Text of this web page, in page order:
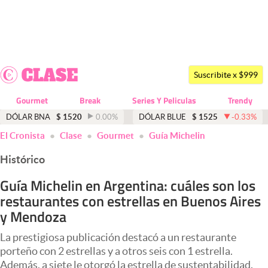
Dólar
Economía y Política
Finanzas y Mercados
Mercados Online
Negocios
Columnistas
Apertura
Suscribite x $999
Gourmet Break Series Y Peliculas Trendy
DÓLAR BNA $ 1520 0.00% DÓLAR BLUE $ 1525 -0.33%
El Cronista Clase Gourmet Guía Michelin
Histórico
Guía Michelin en Argentina: cuáles son los
restaurantes con estrellas en Buenos Aires
y Mendoza
La prestigiosa publicación destacó a un restaurante
porteño con 2 estrellas y a otros seis con 1 estrella.
Además, a siete le otorgó la estrella de sustentabilidad.